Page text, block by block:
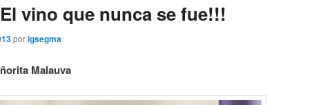
vino que nunca se fue!!!
porigsegma
Malauva